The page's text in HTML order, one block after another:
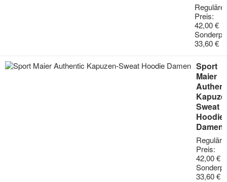
Regulärer
Preis:
42,00 €
33,60 €
Sport
Maier
Sweat
Hoodie
Damen
Preis:
42,00 €
33,60 €